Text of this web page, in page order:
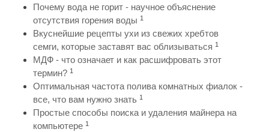
Почему вода не горит - научное объяснение
отсутствия горения воды 1
Вкуснейшие рецепты ухи из свежих хребтов
семги, которые заставят вас облизываться 1
МДФ - что означает и как расшифровать этот
термин? 1
Оптимальная частота полива комнатных фиалок -
все, что вам нужно знать 1
Простые способы поиска и удаления майнера на
компьютере 1